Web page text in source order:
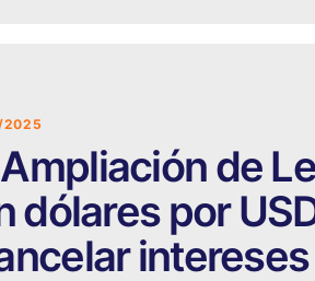
2025
de
dólares por
intereses